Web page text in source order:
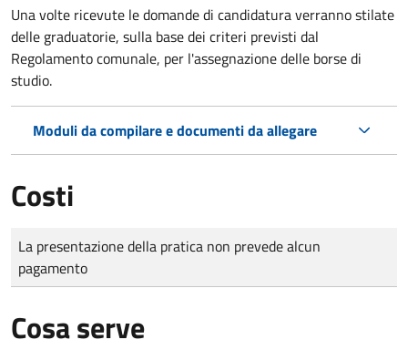
Una volte ricevute le domande di candidatura verranno stilate
delle graduatorie, sulla base dei criteri previsti dal
Regolamento comunale, per l'assegnazione delle borse di
studio.
Moduli da compilare e documenti da allegare
Costi
Tipo di pagamento
Importo
La presentazione della pratica non prevede alcun
pagamento
Cosa serve